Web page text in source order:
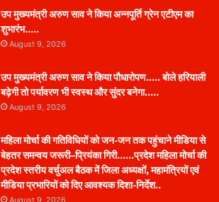
उप मुख्यमंत्री अरुण साव ने किया अन्नपूर्ति ग्रेन एटीएम का
शुभारंभ…..
August 9, 2026
उप मुख्यमंत्री अरुण साव ने किया पौधारोपण….. बोले हरियाली
बढ़ेगी तो पर्यावरण भी स्वस्थ और सुंदर बनेगा…..
August 9, 2026
महिला मोर्चा की गतिविधियों को जन-जन तक पहुंचाने मीडिया से
बेहतर समन्वय जरूरी–प्रियंका गिरी……प्रदेश महिला मोर्चा की
प्रदेश स्तरीय वर्चुअल बैठक में जिला अध्यक्षों, महामंत्रियों एवं
मीडिया प्रभारियों को दिए आवश्यक दिशा-निर्देश..
August 9, 2026